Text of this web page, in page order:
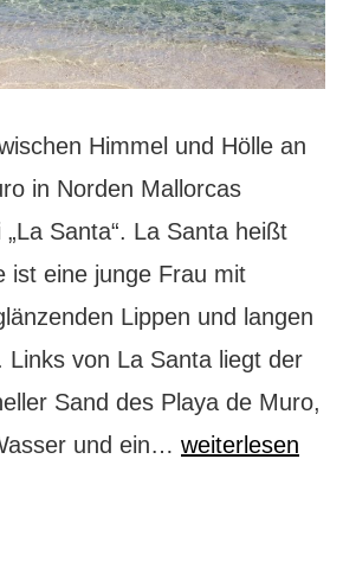
Himmel und Hölle an
in Norden Mallorcas
Santa“. La Santa heißt
ist eine junge Frau mit
Lippen und langen
Links von La Santa liegt der
Sand des Playa de Muro,
und ein… Playa
weiterlesen